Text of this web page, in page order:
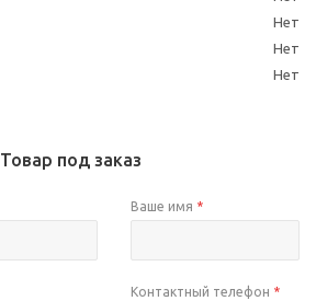
Нет
Нет
Нет
Товар под заказ
Ваше имя *
Контактный телефон *